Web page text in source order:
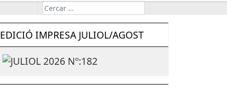
Cerca
EDICIÓ IMPRESA JULIOL/AGOST